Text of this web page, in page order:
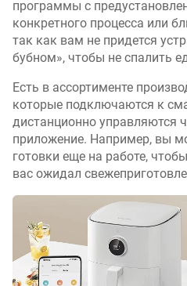
программы с
конкретного процесса или
так как вам не придется
бубном», чтобы не спалить
Есть в ассортименте
которые подключаются к
дистанционно управляются
приложение. Например, вы
готовки еще на работе,
вас ожидал